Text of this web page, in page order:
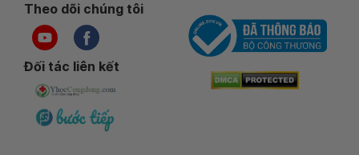
Theo dõi chúng tôi
Đối tác liên kết